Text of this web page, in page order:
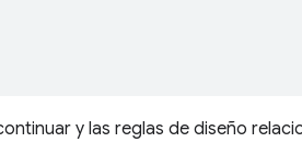
y las reglas de diseño